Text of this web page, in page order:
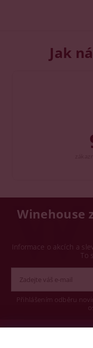
Jak
Winehouse
Informace o akcích a
To
Přihlášením odběru